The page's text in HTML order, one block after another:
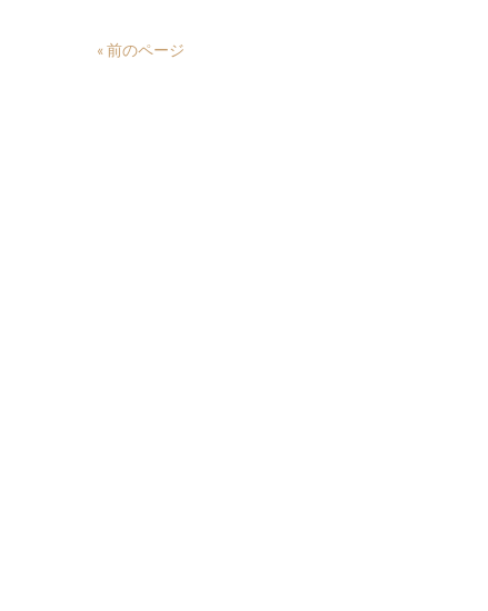
« 前のページ